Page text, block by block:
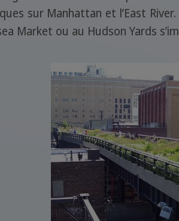
sur Manhattan et l’East
Market ou au Hudson Yards